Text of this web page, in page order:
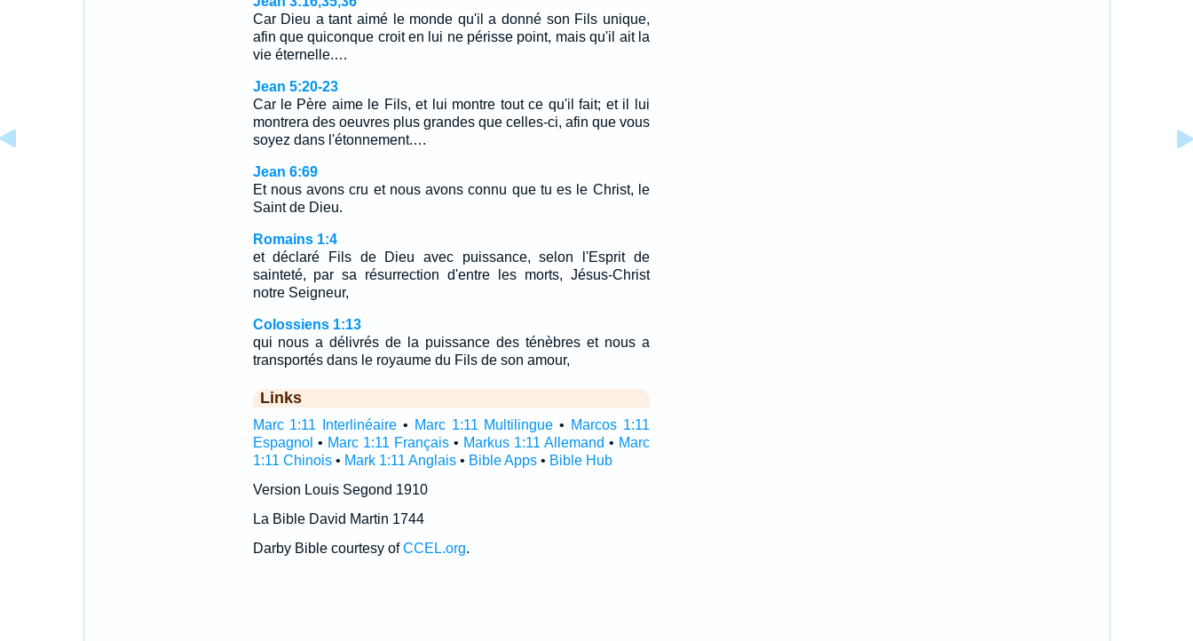
Car Dieu a tant aimé le monde qu'il a donné son Fils unique,
afin que quiconque croit en lui ne périsse point, mais qu'il ait la
vie éternelle.…
Jean 5:20-23
Car le Père aime le Fils, et lui montre tout ce qu'il fait; et il lui
montrera des oeuvres plus grandes que celles-ci, afin que vous
soyez dans l'étonnement.…
Jean 6:69
Et nous avons cru et nous avons connu que tu es le Christ, le
Saint de Dieu.
Romains 1:4
et déclaré Fils de Dieu avec puissance, selon l'Esprit de
sainteté, par sa résurrection d'entre les morts, Jésus-Christ
notre Seigneur,
Colossiens 1:13
qui nous a délivrés de la puissance des ténèbres et nous a
transportés dans le royaume du Fils de son amour,
Links
Marc 1:11 Interlinéaire • Marc 1:11 Multilingue • Marcos 1:11
Espagnol • Marc 1:11 Français• Markus 1:11 Allemand • Marc
1:11 Chinois• Mark 1:11 Anglais• Bible Apps• Bible Hub
Version Louis Segond 1910
La Bible David Martin 1744
Darby Bible courtesy ofCCEL.org.